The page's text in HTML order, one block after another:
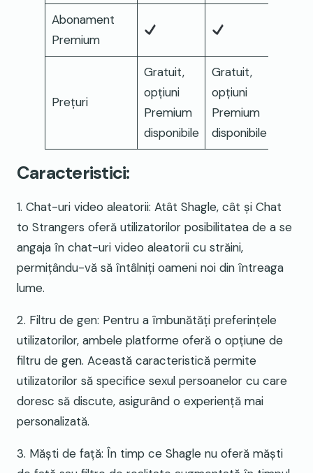
Abonament
Premium
Prețuri
Gratuit,
opțiuni
Premium
disponibile
Gratuit,
opțiuni
Premium
disponibile
Caracteristici:
1. Chat-uri video aleatorii: Atât Shagle, cât și Chat
to Strangers oferă utilizatorilor posibilitatea de a se
angaja în chat-uri video aleatorii cu străini,
permițându-vă să întâlniți oameni noi din întreaga
lume.
2. Filtru de gen: Pentru a îmbunătăți preferințele
utilizatorilor, ambele platforme oferă o opțiune de
filtru de gen. Această caracteristică permite
utilizatorilor să specifice sexul persoanelor cu care
doresc să discute, asigurând o experiență mai
personalizată.
3. Măști de față: În timp ce Shagle nu oferă măști